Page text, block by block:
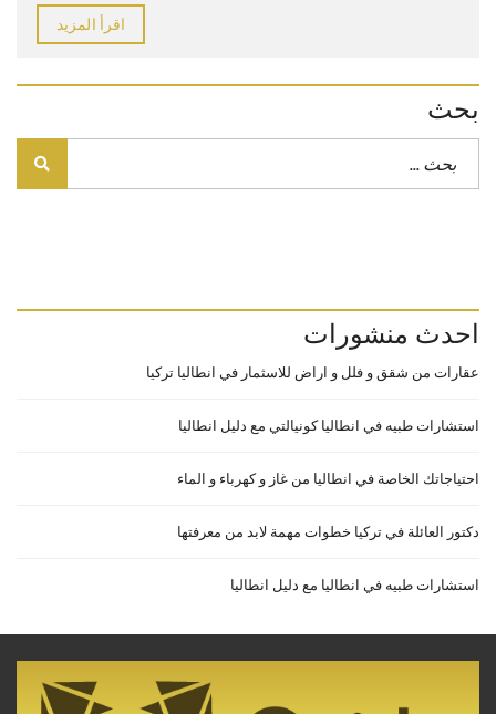
اقرأ المزيد
بحث
احدث منشورات
عقارات من شقق و فلل و اراض للاسثمار في انطاليا تركيا
استشارات طبيه في انطاليا كونيالتي مع دليل انطاليا
احتياجاتك الخاصة في انطاليا من غاز و كهرباء و الماء
دكتور العائلة في تركيا خطوات مهمة لابد من معرفتها
استشارات طبيه في انطاليا مع دليل انطاليا